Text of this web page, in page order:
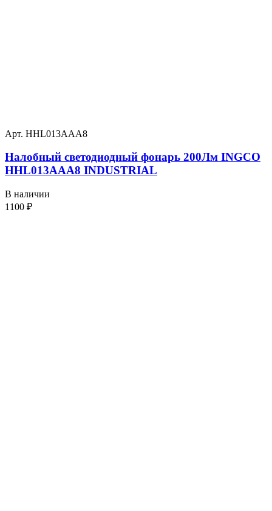
Арт. HHL013AAA8
Налобный светодиодный фонарь 200Лм INGCO
HHL013AAA8 INDUSTRIAL
В наличии
1100 ₽